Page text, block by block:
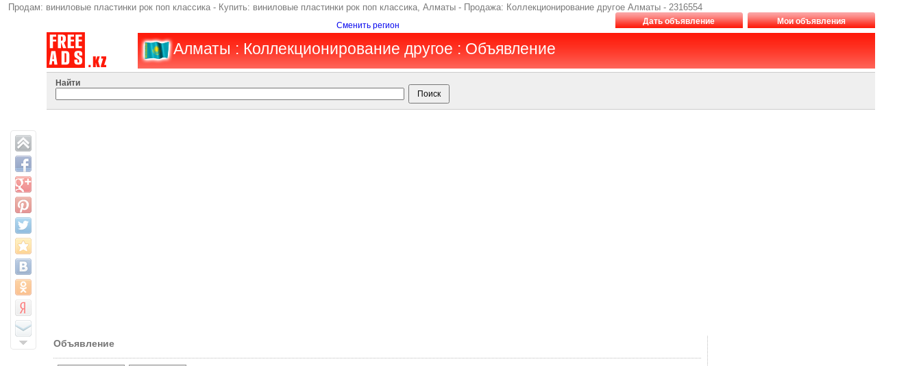
Продам: виниловые пластинки рок поп классика - Купить: виниловые пластинки рок поп классика, Алматы - Продажа: Коллекционирование другое Алматы - 2316554
Сменить регион Дать объявление Мои объявления
Алматы : Коллекционирование другое : Объявление
Найти
Объявление